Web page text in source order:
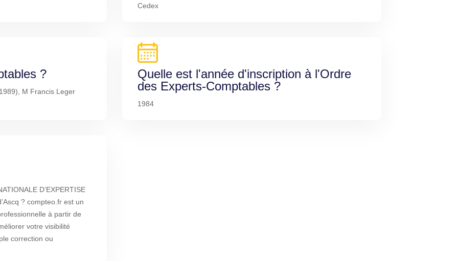
Cedex
?
M Francis Leger
Quelle est l'année d'inscription à l'Ordre
des Experts-Comptables ?
1984
D’EXPERTISE
? compteo.fr est un
à partir de
votre visibilité
correction ou